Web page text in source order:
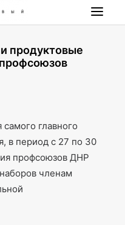
продуктовые
главного
в период с 27 по 30
профсоюзов ДНР
членам